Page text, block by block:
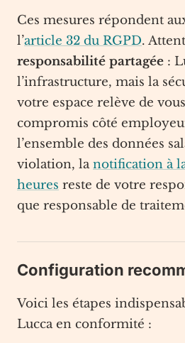
Ces mesures répondent
l’article 32 du RGPD.
responsabilité partagée :
l’infrastructure, mais la
votre espace relève de
compromis côté
l’ensemble des données
violation, lanotification à
heures reste de votre
que responsable de
Configuration
Voici les étapes
Lucca en conformité :